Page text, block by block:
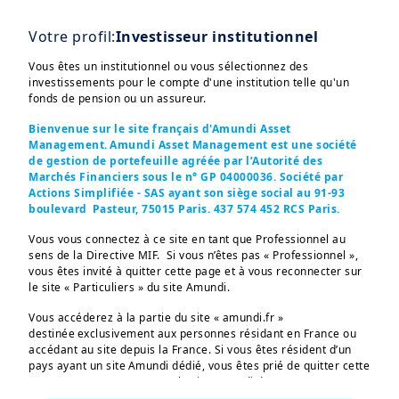
12/05/2025 | Actifs Réels & Alternatifs
Libérer le potentiel des
leveraged loans
européens
Votre profil:Investisseur institutionnel
Vous êtes un institutionnel ou vous sélectionnez des
investissements pour le compte d'une institution telle qu'un
fonds de pension ou un assureur.
Bienvenue sur le site français d'Amundi Asset
Management. Amundi Asset Management est une société
de gestion de portefeuille agréée par l’Autorité des
Marchés Financiers sous le n° GP 04000036. Société par
Actions Simplifiée - SAS ayant son siège social au 91-93
boulevard Pasteur, 75015 Paris. 437 574 452 RCS Paris.
Vous vous connectez à ce site en tant que Professionnel au
sens de la Directive MIF. Si vous n’êtes pas « Professionnel »,
vous êtes invité à quitter cette page et à vous reconnecter sur
le site « Particuliers » du site Amundi.
Vous accéderez à la partie du site « amundi.fr »
destinée exclusivement aux personnes résidant en France ou
accédant au site depuis la France. Si vous êtes résident d’un
pays ayant un site Amundi dédié, vous êtes prié de quitter cette
page et vous connecter sur le site Amundi de votre pays.